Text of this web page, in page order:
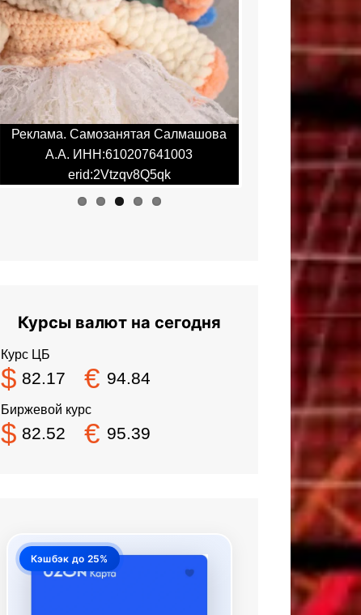
Реклама. Самозанятая Салмашова
А.А. ИНН:610207641003
erid:2Vtzqv8Q5qk
Реклама.
Курсы валют на сегодня
Курс ЦБ
$ 82.17 € 94.84
Биржевой курс
$ 82.52 € 95.39
Кэшбэк до 25%